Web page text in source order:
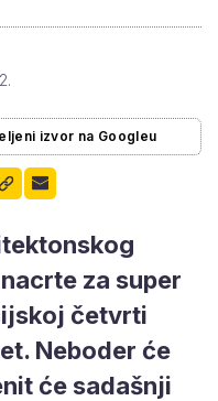
izvor na Googleu
za super
četvrti
Neboder će
će sadašnji